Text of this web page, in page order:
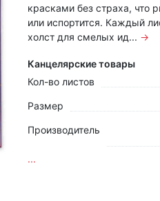
красками без страха, что
или испортится. Каждый
холст для смелых ид... →
Канцелярские товары
Кол-во листов
Размер
Производитель
...